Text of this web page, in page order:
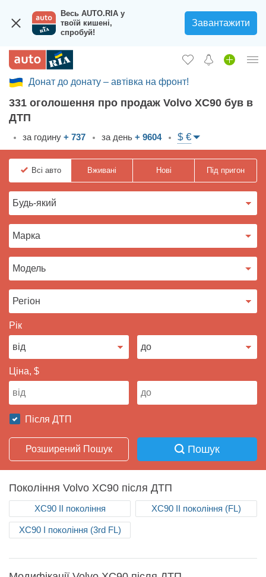
Весь AUTO.RIA у
твоїй кишені,
спробуй!
Завантажити
Увійти в кабінет
Збір на авто для ЗСУ
Вживані авто
Нові авто
Новини
Відгуки про авто
Завантажити додаток
Донат до донату – автівка на фронт!
331 оголошення про продаж Volvo XC90 був в
ДТП
за годину + 737 за день + 9604 $ €
Всі авто Вживані Нові Під пригон
Рік
Ціна, $
Після ДТП
Розширений Пошук Пошук
Покоління Volvo XC90 після ДТП
ХС90 II покоління ХС90 II покоління (FL)
ХС90 I покоління (3rd FL)